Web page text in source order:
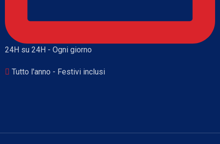
24H su 24H - Ogni giorno
Tutto l'anno - Festivi inclusi